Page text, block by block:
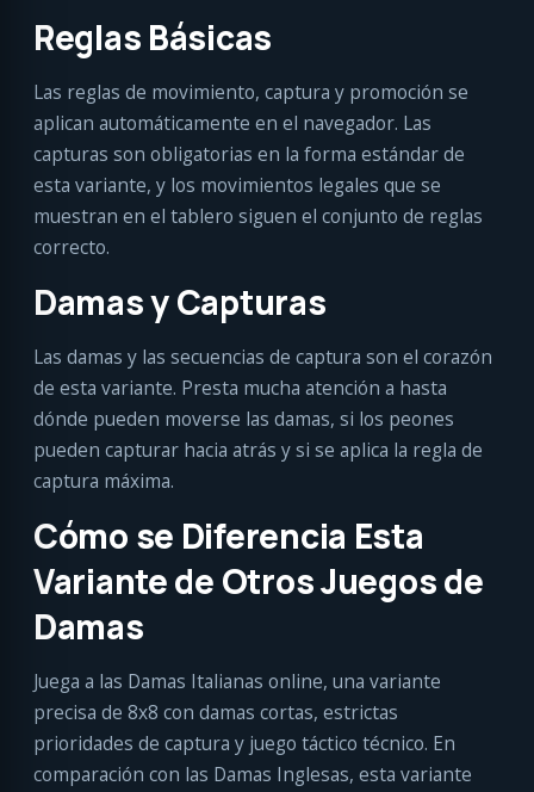
Reglas Básicas
Las reglas de movimiento, captura y promoción se
aplican automáticamente en el navegador. Las
capturas son obligatorias en la forma estándar de
esta variante, y los movimientos legales que se
muestran en el tablero siguen el conjunto de reglas
correcto.
Damas y Capturas
Las damas y las secuencias de captura son el corazón
de esta variante. Presta mucha atención a hasta
dónde pueden moverse las damas, si los peones
pueden capturar hacia atrás y si se aplica la regla de
captura máxima.
Cómo se Diferencia Esta
Variante de Otros Juegos de
Damas
Juega a las Damas Italianas online, una variante
precisa de 8x8 con damas cortas, estrictas
prioridades de captura y juego táctico técnico. En
comparación con las Damas Inglesas, esta variante